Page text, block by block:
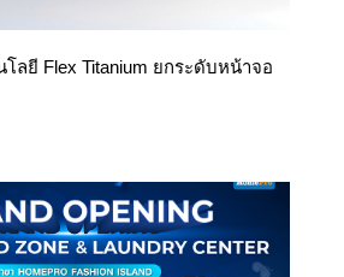
ลยี Flex Titanium ยกระดับหน้าจอ